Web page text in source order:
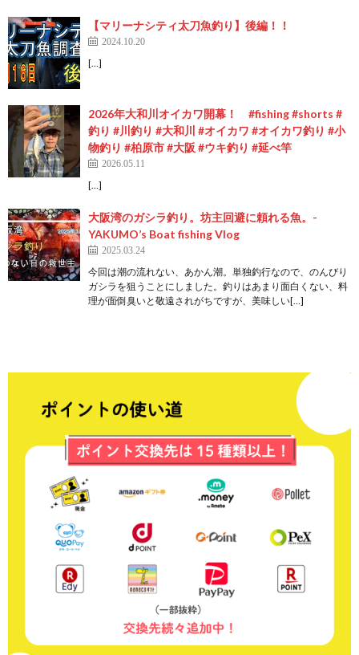
【マリーナシティ太刀魚釣り】後編！！
2024.10.20
[…]
2026年大和川オイカワ開幕！ #fishing #shorts #
釣り #川釣り #大和川 #オイカワ #オイカワ釣り #小
物釣り #柏原市 #大阪 #ウキ釣り #延べ竿
2026.05.11
[…]
大阪湾のガシラ釣り。坊主回避に頼れる魚。-
YAKUMO’s Boat fishing Vlog
2025.03.24
今回は潮の流れない、あかん潮。単独釣行なので、のんびり
ガシラを狙うことにしました。釣りはあまり面白くない、料
理が面倒臭いと敬遠されがちですが、美味しい[…]